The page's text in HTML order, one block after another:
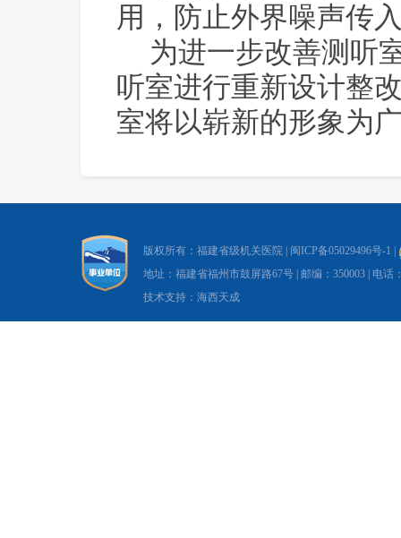
用，防止外界噪声传
为进一步改善测听
听室进行重新设计整
室将以崭新的形象为
版权所有：福建省级机关医院 | 闽ICP备05029496号-1
地址：福建省福州市鼓屏路67号 | 邮编：350003 | 电话
技术支持：海西天成